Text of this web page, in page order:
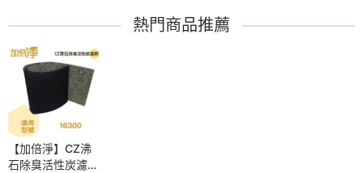
熱門商品推薦
【加倍淨】CZ沸
石除臭活性炭濾網